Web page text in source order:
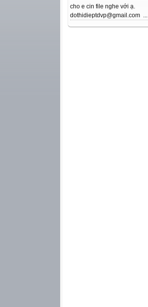
cho e cin file nghe với ạ.
dothidieptdvp@gmail.com ...